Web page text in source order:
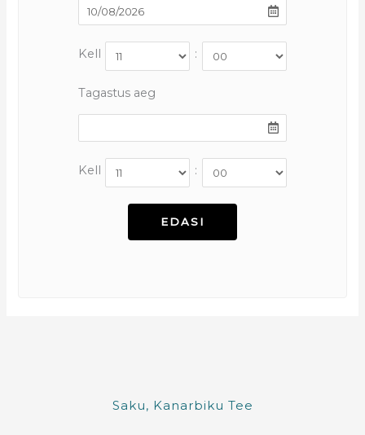
Kell :
Tagastus aeg
Kell :
Saku, Kanarbiku Tee